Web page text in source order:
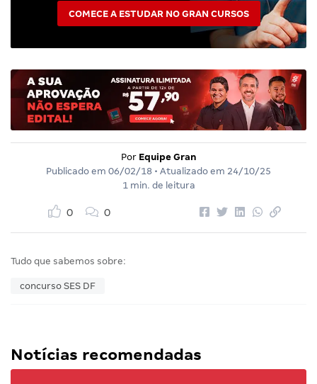
COMECE A ESTUDAR NO GRAN CURSOS
Por Equipe Gran
Publicado em 06/02/18 • Atualizado em 24/10/25
1 min. de leitura
0 0
Tudo que sabemos sobre:
concurso SES DF
Notícias recomendadas